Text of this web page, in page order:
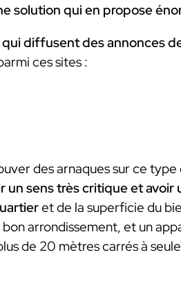
solution qui en propose
qui diffusent des annonces
ces sites :
des arnaques sur ce type
un sens très critique et
et de la superficie du
arrondissement, et un
de 20 mètres carrés à